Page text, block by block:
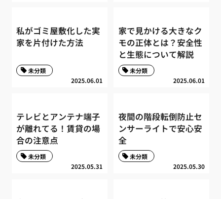
私がゴミ屋敷化した実
家を片付けた方法
2025.06.01
未分類
家で見かける大きなク
モの正体とは？安全性
と生態について解説
2025.06.01
未分類
テレビとアンテナ端子
が離れてる！賃貸の場
合の注意点
2025.05.31
未分類
夜間の階段転倒防止セ
ンサーライトで安心安
全
2025.05.30
未分類